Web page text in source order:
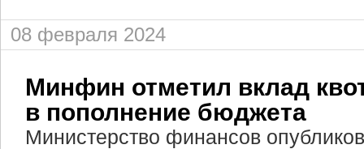
08 февраля 2024
Минфин отметил вклад
в пополнение бюджета
Министерство финансов